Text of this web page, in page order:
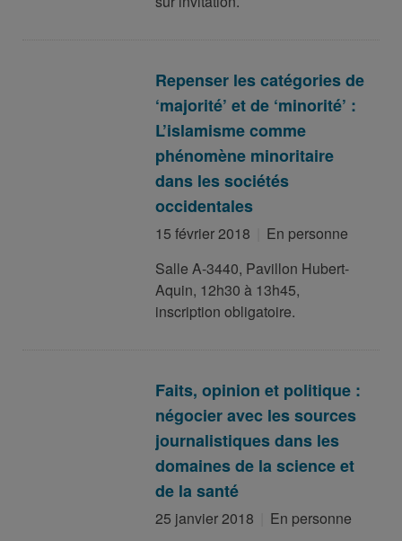
Repenser les catégories de
‘majorité’ et de ‘minorité’ :
L’islamisme comme
phénomène minoritaire
dans les sociétés
occidentales
15 février 2018
En personne
Salle A-3440, Pavillon Hubert-
Aquin, 12h30 à 13h45,
inscription obligatoire.
Faits, opinion et politique :
négocier avec les sources
journalistiques dans les
domaines de la science et
de la santé
25 janvier 2018
En personne